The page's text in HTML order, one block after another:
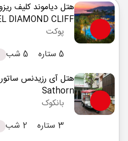
هتل دیاموند کلیف
DIAMOND CLIFF
پوکت
5 ستاره
5 شب
هتل آی رزیدنس
Sathorn
بانکوک
3 ستاره
2 شب